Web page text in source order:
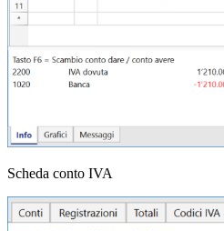
Scheda conto IVA